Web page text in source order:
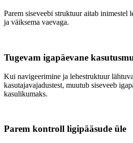
Parem siseveebi struktuur aitab
ja väiksema vaevaga.
Tugevam igapäevane
Kui navigeerimine ja lehestruktuur
kasutajavajadustest, muutub siseveeb
kasulikumaks.
Parem kontroll ligipääsude üle